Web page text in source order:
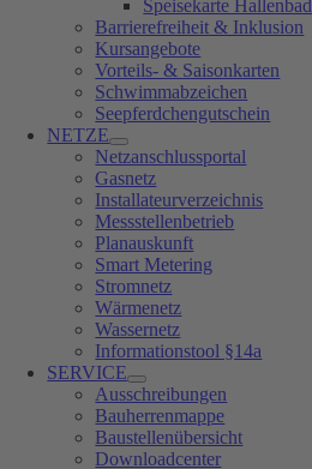
Speisekarte Hallenbad
Barrierefreiheit & Inklusion
Kursangebote
Vorteils- & Saisonkarten
Schwimmabzeichen
Seepferdchengutschein
NETZE
Netzanschlussportal
Gasnetz
Installateurverzeichnis
Messstellenbetrieb
Planauskunft
Smart Metering
Stromnetz
Wärmenetz
Wassernetz
Informationstool §14a
SERVICE
Ausschreibungen
Bauherrenmappe
Baustellenübersicht
Downloadcenter